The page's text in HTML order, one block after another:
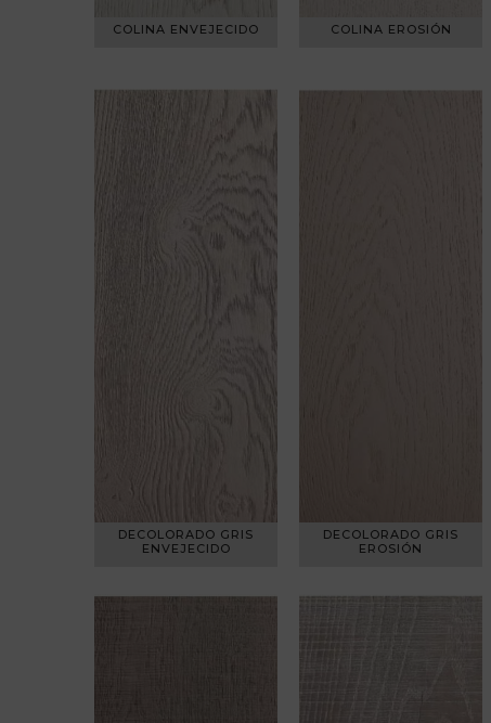
COLINA ENVEJECIDO COLINA EROSIÓN
DECOLORADO GRIS
ENVEJECIDO
DECOLORADO GRIS
EROSIÓN